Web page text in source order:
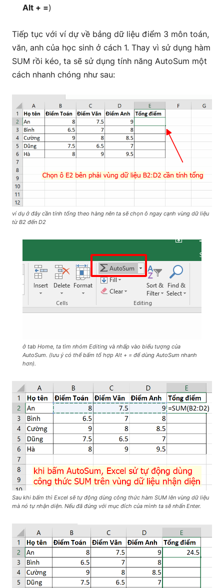
Alt + =)
Tiếp tục với ví dự về bảng dữ liệu điểm 3 môn toán,
văn, anh của học sinh ở cách 1. Thay vì sử dụng hàm
SUM rồi kéo, ta sẽ sử dụng tính năng AutoSum một
cách nhanh chóng như sau:
ví dụ ở đây cần tính tổng theo hàng nên ta sẽ chọn ô ngay cạnh vùng dữ liệu
từ B2 đến D2
ở tab Home, ta tìm nhóm Editing và nhấp vào biểu tượng của
AutoSum. (lưu ý có thể bấm tổ hợp Alt + = để dùng AutoSum nhanh
hơn).
Sau khi bấm thì Excel sẽ tự động dùng công thức hàm SUM lên vùng dữ liệu
mà nó tự nhận diện. Nếu đã đúng với mục đích của mình ta sẽ nhấn Enter.